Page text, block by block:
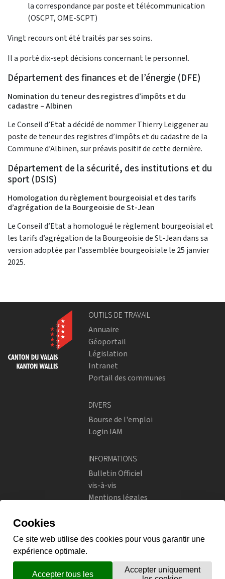
la correspondance par poste et télécommunication
(OSCPT, OME-SCPT)
Vingt recours ont été traités par ses soins.
Il a porté dix-sept décisions concernant le personnel.
Département des finances et de l’énergie (DFE)
Nomination du teneur des registres d’impôts et du
cadastre – Albinen
Le Conseil d’Etat a décidé de nommer Thierry Leiggener au
poste de teneur des registres d’impôts et du cadastre de la
Commune d’Albinen, sur préavis positif de cette dernière.
Département de la sécurité, des institutions et du
sport (DSIS)
Homologation du règlement bourgeoisial et des tarifs
d’agrégation de la Bourgeoisie de St-Jean
Le Conseil d’Etat a homologué le règlement bourgeoisial et
les tarifs d’agrégation de la Bourgeoisie de St-Jean dans sa
version adoptée par l’assemblée bourgeoisiale le 25 janvier
2025.
OUTILS DE TRAVAIL
Annuaire
Géoportail
Législation
Intranet
Portail des communes
DIVERS
Bourse de l'emploi
Login IAM
INFORMATIONS
Bulletin Officiel
vis-à-vis
Mentions légales
Instagram
flickr